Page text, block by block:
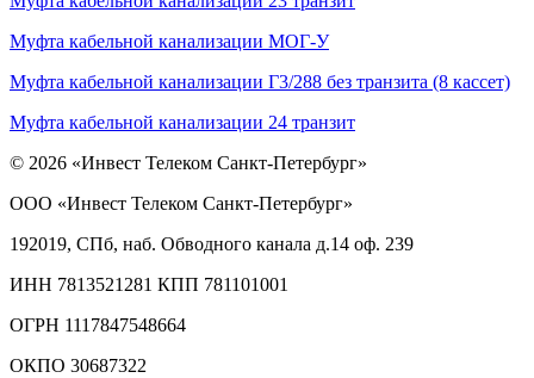
Муфта кабельной канализации МОГ-У
Муфта кабельной канализации Г3/288 без транзита (8 кассет)
Муфта кабельной канализации 24 транзит
© 2026 «Инвест Телеком Санкт-Петербург»
ООО «Инвест Телеком Санкт-Петербург»
192019, СПб, наб. Обводного канала д.14 оф. 239
ИНН 7813521281 КПП 781101001
ОГРН 1117847548664
ОКПО 30687322